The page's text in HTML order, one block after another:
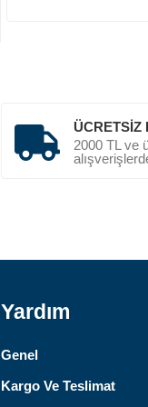
ÜCRETSIZ
2000 TL ve
Yardım
Genel
Kargo Ve Teslimat